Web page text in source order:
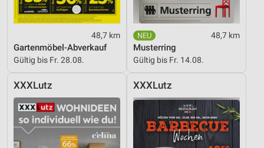
48,7 km
Gartenmöbel-Abverkauf
Gültig bis Fr. 28.08.
48,7 km
Musterring
Gültig bis Fr. 14.08.
XXXLutz XXXLutz